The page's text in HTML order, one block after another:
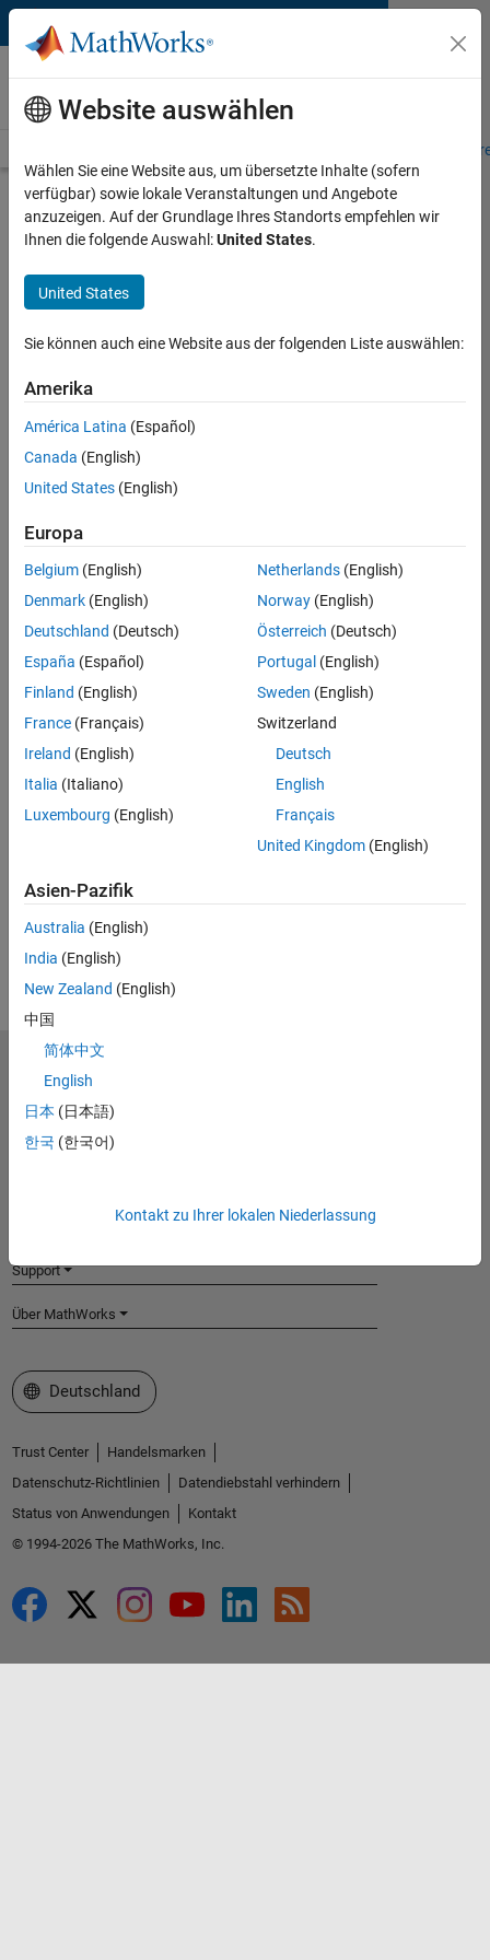
Weiter zum Inhalt
MATLAB and Simulink
Requirements
Product Requirements &
Platform Availability for
Simulink FMU Builder
Product Requirements
generating FMUs with C source code.
Eligible for Use with MATLAB Compiler and
Simulink Compiler
No
Eligible for Use with Parallel Computing
Toolbox and MATLAB Parallel Server
Yes
View requirements for another product:
Select product
Website auswählen
Wählen Sie eine Website aus, um übersetzte Inhalte (sofern
verfügbar) sowie lokale Veranstaltungen und Angebote
anzuzeigen. Auf der Grundlage Ihres Standorts empfehlen wir
Ihnen die folgende Auswahl:United States.
United States
Sie können auch eine Website aus der folgenden Liste auswählen:
Amerika
América Latina (Español)
Canada (English)
United States (English)
Europa
Belgium (English)
Denmark (English)
Deutschland (Deutsch)
España (Español)
Finland (English)
France (Français)
Ireland (English)
Italia (Italiano)
Luxembourg (English)
Netherlands(English)
Norway(English)
Österreich (Deutsch)
Portugal (English)
Sweden (English)
Switzerland
Deutsch
English
Français
United Kingdom(English)
Asien-Pazifik
Australia (English)
India (English)
New Zealand (English)
中国
简体中文
English
日本 (日本語)
한국 (한국어)
Kontakt zu Ihrer lokalen Niederlassung
MathWorks
Accelerating the pace of engineering and science
Produkte
Support
Über MathWorks
Website auswählen
Deutschland
Trust Center
Handelsmarken
Datenschutz-Richtlinien
Datendiebstahl verhindern
Status von Anwendungen
Kontakt
© 1994-2026 The MathWorks, Inc.